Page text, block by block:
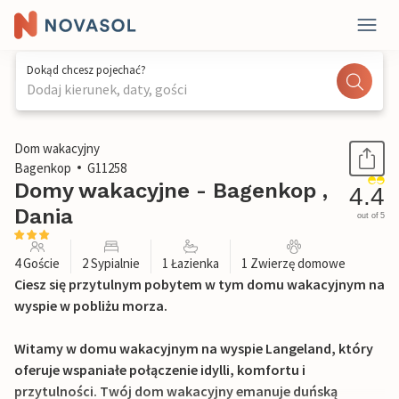
Dokąd chcesz pojechać?
Dodaj kierunek, daty, gości
1 / 18
Dom wakacyjny
Bagenkop
G11258
Domy wakacyjne - Bagenkop ,
Dania
4.4
out of 5
4 Goście 2 Sypialnie 1 Łazienka 1 Zwierzę domowe
Ciesz się przytulnym pobytem w tym domu wakacyjnym na
wyspie w pobliżu morza.
Witamy w domu wakacyjnym na wyspie Langeland, który
oferuje wspaniałe połączenie idylli, komfortu i
przytulności. Twój dom wakacyjny emanuje duńską